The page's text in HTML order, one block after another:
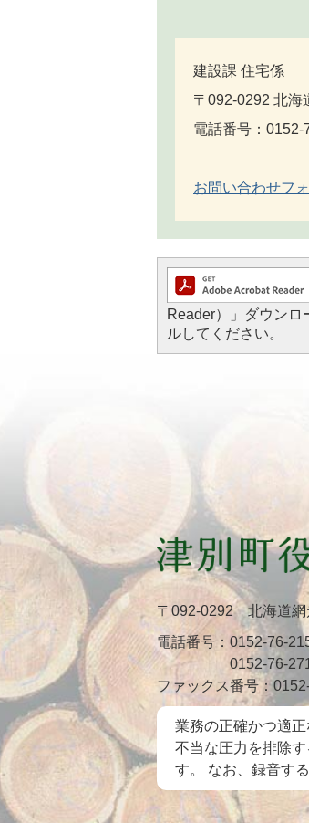
建設課 住宅係
〒092-0292 北海
電話番号：0152-
お問い合わせフ
Reader）」ダウン
ルしてください。
〒092-0292 北海道網
電話番号： 0152-76-
0152-76-
ファックス番号：
業務の正確かつ適
不当な圧力を排除
す。 なお、録音す